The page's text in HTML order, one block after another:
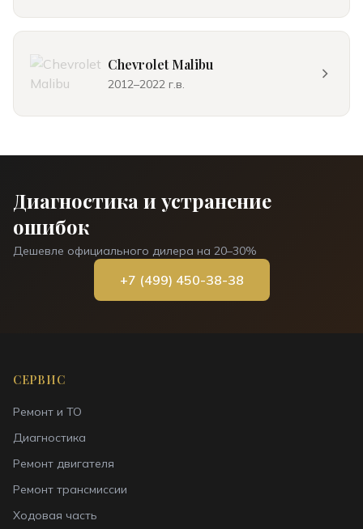
Chevrolet Malibu
2012–2022 г.в.
Диагностика и устранение
ошибок
Дешевле официального дилера на 20–30%
+7 (499) 450-38-38
СЕРВИС
Ремонт и ТО
Диагностика
Ремонт двигателя
Ремонт трансмиссии
Ходовая часть